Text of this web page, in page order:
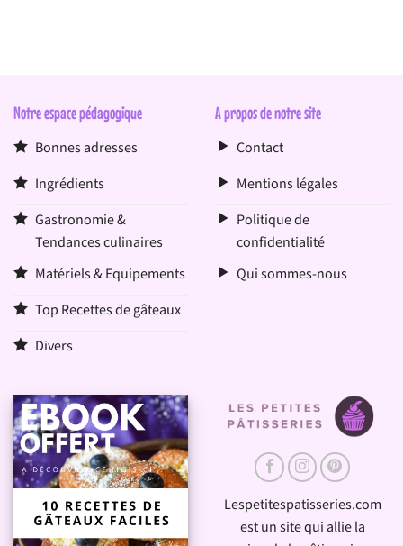
Notre espace pédagogique
Bonnes adresses
Ingrédients
Gastronomie &
Tendances culinaires
Matériels & Equipements
Top Recettes de gâteaux
Divers
A propos de notre site
Contact
Mentions légales
Politique de
confidentialité
Qui sommes-nous
Lespetitespatisseries.com
est un site qui allie la